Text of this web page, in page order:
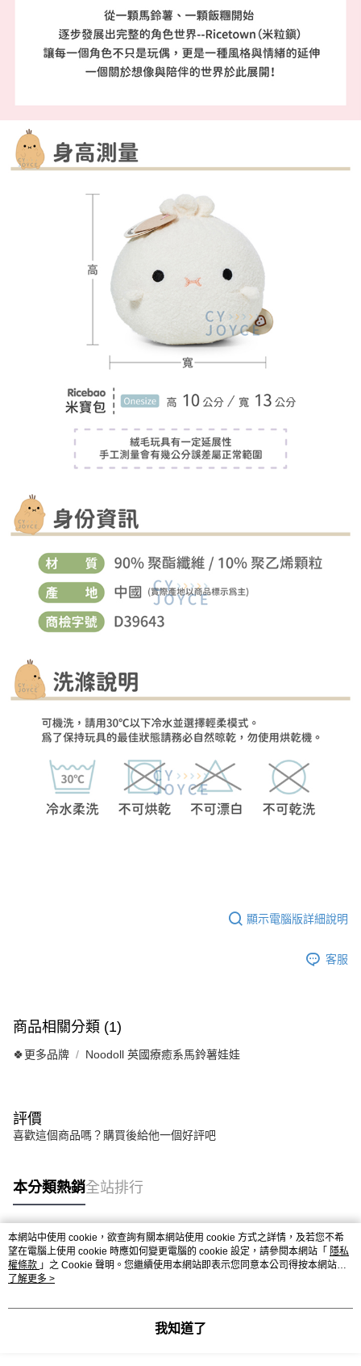
顯示電腦版詳細說明
客服
商品相關分類 (1)
🍀更多品牌 Noodoll 英國療癒系馬鈴薯娃娃
評價
喜歡這個商品嗎？購買後給他一個好評吧
本分類熱銷全站排行
熱門標籤
本網站中使用 cookie，欲查詢有關本網站使用 cookie 方式之詳情，及若您不希
望在電腦上使用 cookie 時應如何變更電腦的 cookie 設定，請參閱本網站「 隱私
權條款 」之 Cookie 聲明。您繼續使用本網站即表示您同意本公司得按本網站使
用條款之 Cookie 聲明使用 cookie。
了解更多 >
我知道了